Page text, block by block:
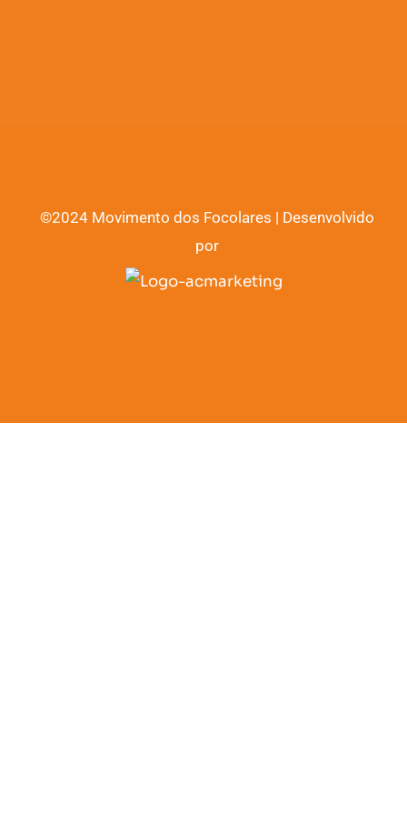
©2024 Movimento dos Focolares | Desenvolvido
por